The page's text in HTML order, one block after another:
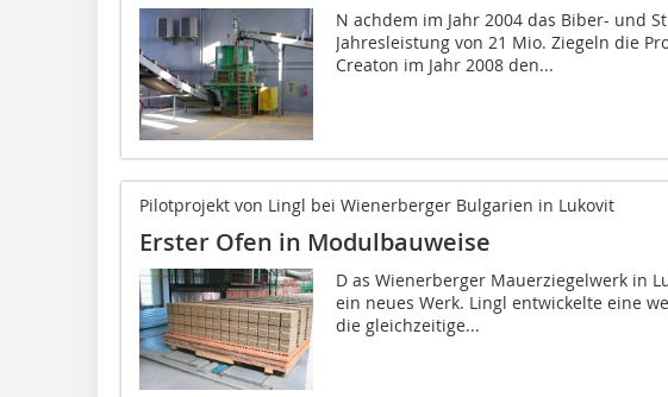
N achdem im Jahr 2004 das Biber- und
Jahresleistung von 21 Mio. Ziegeln die
Creaton im Jahr 2008 den...
Pilotprojekt von Lingl bei Wienerberger Bulgarien in Lukovit
Erster Ofen in Modulbauweise
D as Wienerberger Mauerziegelwerk in
ein neues Werk. Lingl entwickelte eine
die gleichzeitige...